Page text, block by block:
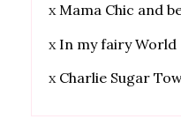
xMama Chic and
x In my fairy World
x Charlie Sugar